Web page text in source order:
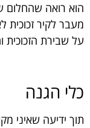
הוא רואה שהחלום
מעבר לקיר
על שבירת
כלי הגנה
תוך ידיעה שאיני